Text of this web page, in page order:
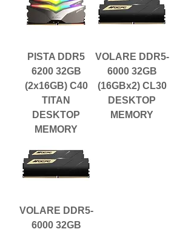
PISTA DDR5
6200 32GB
(2x16GB) C40
TITAN
DESKTOP
MEMORY
VOLARE DDR5-
6000 32GB
(16GBx2) CL30
DESKTOP
MEMORY
VOLARE DDR5-
6000 32GB